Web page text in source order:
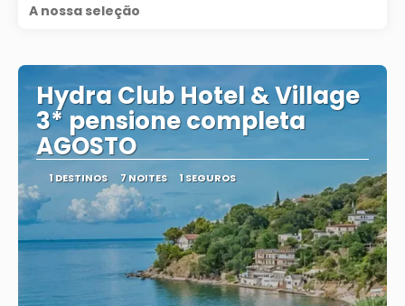
A nossa seleção
Hydra Club Hotel & Village
3* pensione completa
AGOSTO
1 DESTINOS 7 NOITES 1 SEGUROS